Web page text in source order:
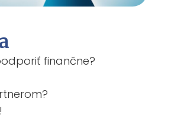
finančne?